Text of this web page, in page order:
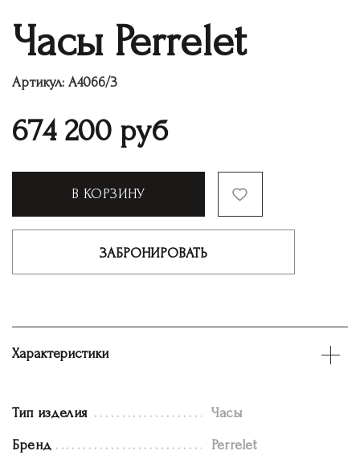
Часы Perrelet
Артикул: A4066/3
674 200 руб
В КОРЗИНУ
ЗАБРОНИРОВАТЬ
Характеристики
Тип изделия Часы
Бренд Perrelet